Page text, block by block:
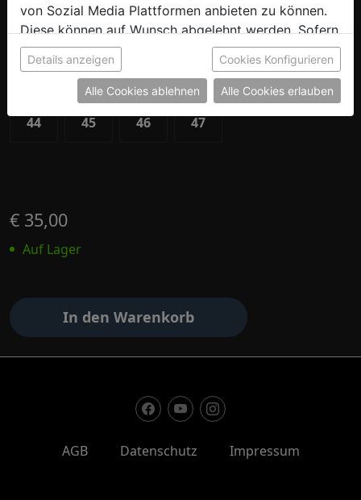
Größe auswählen:
38 39 40 41 42 43
44 45 46 47
€ 35,00
Auf Lager
In den Warenkorb
AGB Datenschutz Impressum
von Sozial Media Plattformen anbieten zu können.
Diese können auf Wunsch abgelehnt werden. Sofern
sie unsere Webseite weiter nutzen, geben Sie
Einwilligung zu unseren Cookies.
Details anzeigen Cookies Konfigurieren
Alle Cookies ablehnen Alle Cookies erlauben